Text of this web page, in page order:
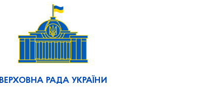
ВЕРХОВНА РАДА УКРАЇНИ